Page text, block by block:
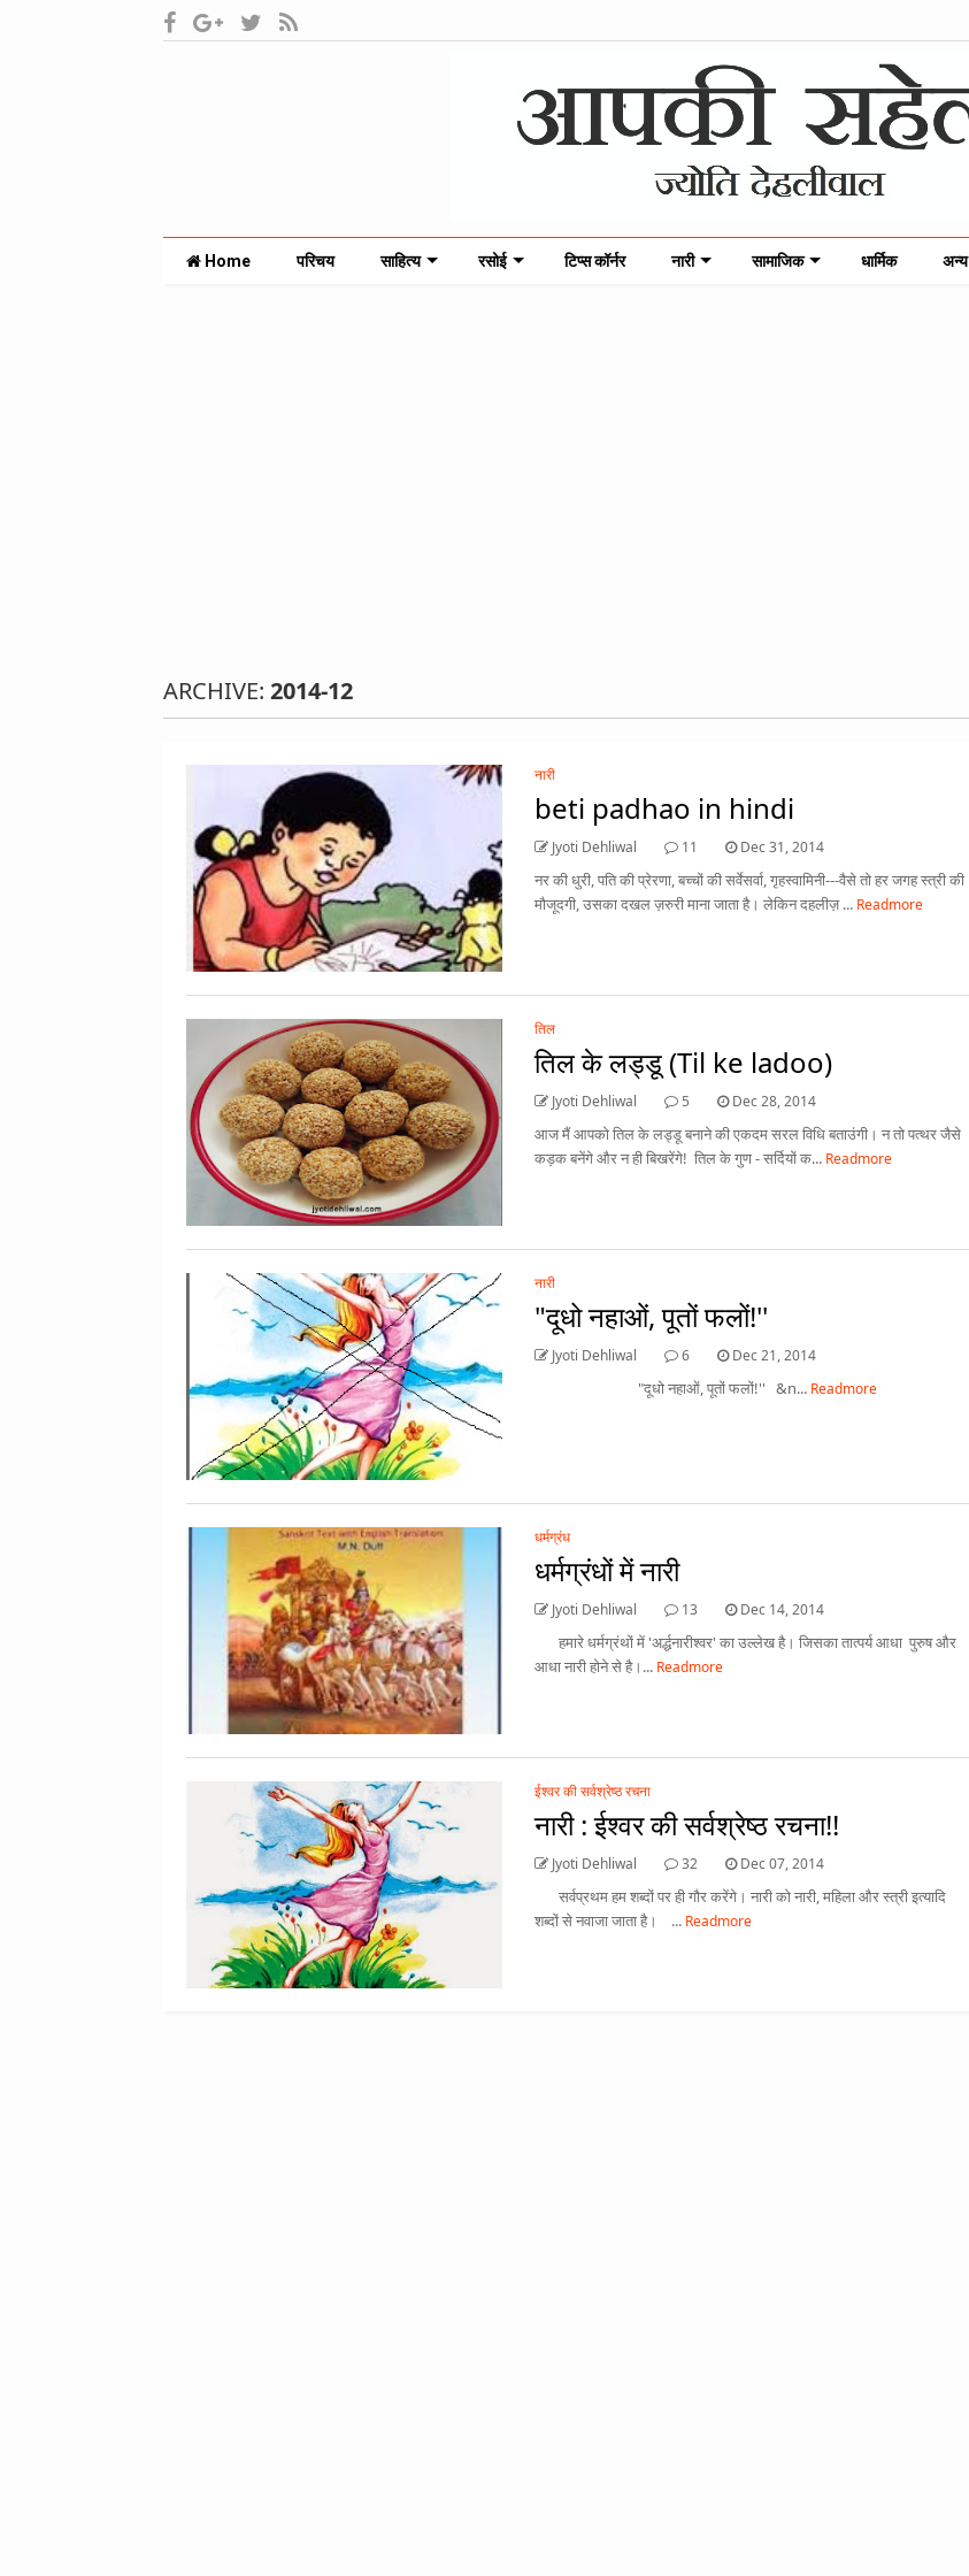
Home परिचय साहित्य रसोई टिप्स कॉर्नर नारी सामाजिक धार्मिक अन्य
ARCHIVE: 2014-12
नारी
beti padhao in hindi
Jyoti Dehliwal 11 Dec 31, 2014
नर की धुरी, पति की प्रेरणा, बच्चों की सर्वेसर्वा, गृहस्वामिनी---वैसे तो हर जगह स्त्री की
मौजूदगी, उसका दखल ज़रुरी माना जाता है। लेकिन दहलीज़ ... Readmore
तिल
तिल के लड्डू (Til ke ladoo)
Jyoti Dehliwal 5 Dec 28, 2014
आज मैं आपको तिल के लड्डू बनाने की एकदम सरल विधि बताउंगी। न तो पत्थर जैसे
कड़क बनेंगे और न ही बिखरेंगे! तिल के गुण - सर्दियों क... Readmore
नारी
"दूधो नहाओं, पूतों फलों!''
Jyoti Dehliwal 6 Dec 21, 2014
"दूधो नहाओं, पूतों फलों!'' &n... Readmore
धर्मग्रंध
धर्मग्रंधों में नारी
Jyoti Dehliwal 13 Dec 14, 2014
हमारे धर्मग्रंथों में 'अर्द्धनारीश्वर' का उल्लेख है। जिसका तात्पर्य आधा पुरुष और
आधा नारी होने से है।... Readmore
ईश्वर की सर्वश्रेष्ठ रचना
नारी : ईश्वर की सर्वश्रेष्ठ रचना!!
Jyoti Dehliwal 32 Dec 07, 2014
सर्वप्रथम हम शब्दों पर ही गौर करेंगे। नारी को नारी, महिला और स्त्री इत्यादि
शब्दों से नवाजा जाता है। ... Readmore